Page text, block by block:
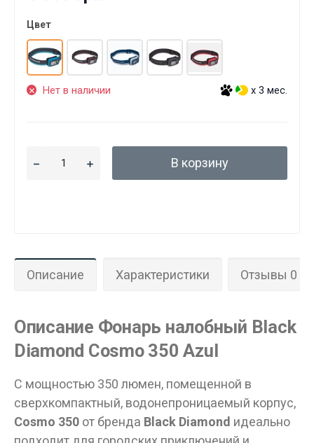
Цвет
Нет в наличии x 3 мес.
В корзину
Описание Характеристики Отзывы 0
Описание Фонарь налобный Black
Diamond Cosmo 350 Azul
С мощностью 350 люмен, помещенной в
сверхкомпактный, водонепроницаемый корпус,
Cosmo 350 от бренда Black Diamond идеально